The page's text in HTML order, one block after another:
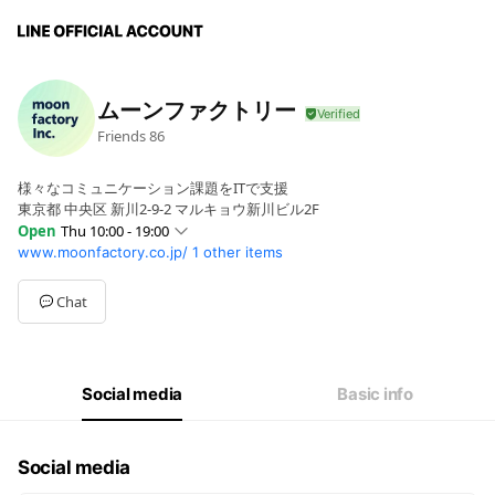
ムーンファクトリー
Friends86
様々なコミュニケーション課題をITで支援
東京都 中央区 新川2-9-2 マルキョウ新川ビル2F
Open Thu 10:00 - 19:00
SunClosed
Mon10:00 - 19:00
Tue10:00 - 19:00
Wed10:00 - 19:00
www.moonfactory.co.jp/ 1 other items
Chat
Social media Basic info
Social media